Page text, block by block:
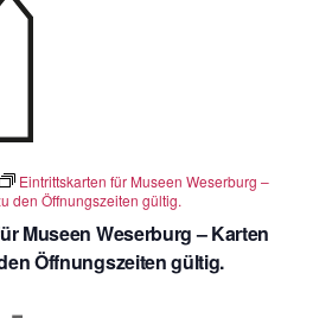
Museen Weserburg – Karten
Öffnungszeiten gültig.
Eintrittskarten für Museen Weserburg –
den Öffnungszeiten gültig.